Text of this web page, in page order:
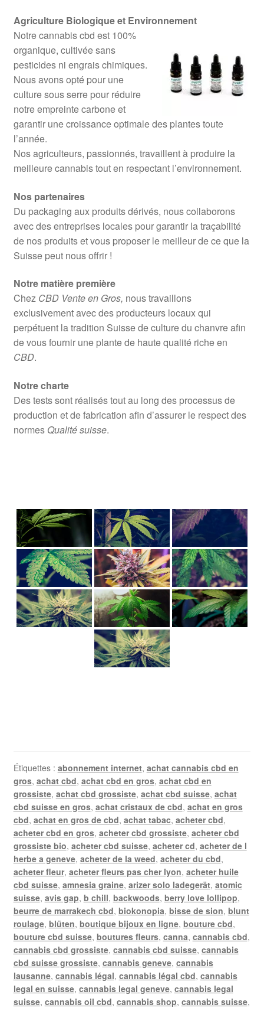
Agriculture Biologique et Environnement
Notre cannabis cbd est 100%
organique, cultivée sans
pesticides ni engrais chimiques.
Nous avons opté pour une
culture sous serre pour réduire
notre empreinte carbone et
garantir une croissance optimale des plantes toute
l’année.
Nos agriculteurs, passionnés, travaillent à produire la
meilleure cannabis tout en respectant l’environnement.
Nos partenaires
Du packaging aux produits dérivés, nous collaborons
avec des entreprises locales pour garantir la traçabilité
de nos produits et vous proposer le meilleur de ce que la
Suisse peut nous offrir !
Notre matière première
Chez CBD Vente en Gros, nous travaillons
exclusivement avec des producteurs locaux qui
perpétuent la tradition Suisse de culture du chanvre afin
de vous fournir une plante de haute qualité riche en
CBD.
Notre charte
Des tests sont réalisés tout au long des processus de
production et de fabrication afin d’assurer le respect des
normes Qualité suisse.
Étiquettes : abonnement internet, achat cannabis cbd en
gros, achat cbd, achat cbd en gros, achat cbd en
grossiste, achat cbd grossiste, achat cbd suisse, achat
cbd suisse en gros, achat cristaux de cbd, achat en gros
cbd, achat en gros de cbd, achat tabac, acheter cbd,
acheter cbd en gros, acheter cbd grossiste, acheter cbd
grossiste bio, acheter cbd suisse, acheter cd, acheter de l
herbe a geneve, acheter de la weed, acheter du cbd,
acheter fleur, acheter fleurs pas cher lyon, acheter huile
cbd suisse, amnesia graine, arizer solo ladegerät, atomic
suisse, avis gap, b chill, backwoods, berry love lollipop,
beurre de marrakech cbd, biokonopia, bisse de sion, blunt
roulage, blüten, boutique bijoux en ligne, bouture cbd,
bouture cbd suisse, boutures fleurs, canna, cannabis cbd,
cannabis cbd grossiste, cannabis cbd suisse, cannabis
cbd suisse grossiste, cannabis geneve, cannabis
lausanne, cannabis légal, cannabis légal cbd, cannabis
legal en suisse, cannabis legal geneve, cannabis legal
suisse, cannabis oil cbd, cannabis shop, cannabis suisse,